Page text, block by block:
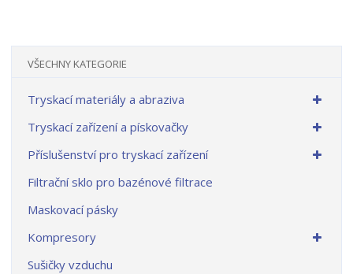
VŠECHNY KATEGORIE
Tryskací materiály a abraziva
Tryskací zařízení a pískovačky
Příslušenství pro tryskací zařízení
Filtrační sklo pro bazénové filtrace
Maskovací pásky
Kompresory
Sušičky vzduchu